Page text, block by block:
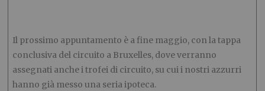
Il prossimo appuntamento è a fine maggio, con la tappa
conclusiva del circuito a Bruxelles, dove verranno
assegnati anche i trofei di circuito, su cui i nostri azzurri
hanno già messo una seria ipoteca.